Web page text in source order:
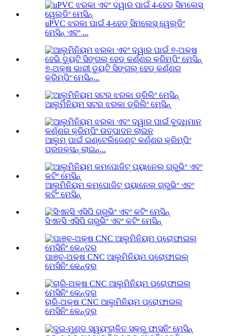
uPVC ଝରକା ପାଇଁ 4-ହେଡ୍ ସିମଲେସ୍ ୱେଲ୍ଡିଂ
ମେସିନ୍ ଏବଂ ...
୭-ଅକ୍ଷ ଭାରୀ ଡ୍ୟୁଟି ସିଙ୍ଗଲ୍ ହେଡ୍ କର୍ଣ୍ଣର
କ୍ରିମ୍ପିଂ ମେସିନ୍...
ଆଲୁମିନିୟମ ସଟର ଝରକା ଡ୍ରିଲିଂ ମେସିନ୍
ଆଲୁମ୍ ପାଇଁ ଇଣ୍ଟେଲିଜେଣ୍ଟ କର୍ଣ୍ଣର କ୍ରିମ୍ପିଂ
ପ୍ରଡକ୍ସନ୍ ଲାଇନ୍...
ଆଲୁମିନିୟମ କମ୍ପୋଜିଟ୍ ପ୍ୟାନେଲ୍ ଗ୍ରୁଭିଂ ଏବଂ
କଟିଂ ମେସିନ୍
ସିଏନସି ଏସିପି ଗ୍ରୁଭିଂ ଏବଂ କଟିଂ ମେସିନ୍
ପାଞ୍ଚ-ଅକ୍ଷ CNC ଆଲୁମିନିୟମ ପ୍ରୋଫାଇଲ୍
ମେସିନିଂ କେନ୍ଦ୍ର
ଚାରି-ଅକ୍ଷ CNC ଆଲୁମିନିୟମ ପ୍ରୋଫାଇଲ୍
ମେସିନିଂ କେନ୍ଦ୍ର